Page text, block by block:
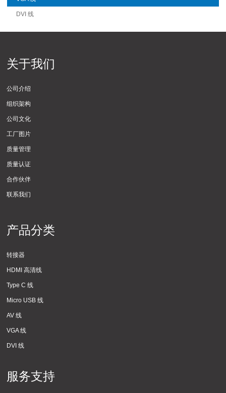
DVI 线
关于我们
公司介绍
组织架构
公司文化
工厂图片
质量管理
质量认证
合作伙伴
联系我们
产品分类
转接器
HDMI 高清线
Type C 线
Micro USB 线
AV 线
VGA 线
DVI 线
服务支持